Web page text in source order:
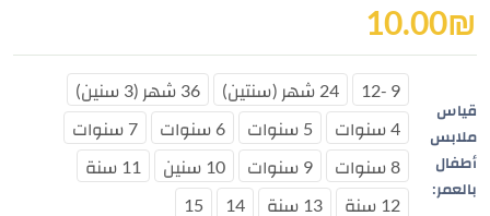
10.00₪
قياس
ملابس
أطفال
بالعمر:
9 -12 24 شهر (سنتين)
36 شهر (3 سنين)
4 سنوات
5 سنوات 6 سنوات
7 سنوات
8 سنوات
9 سنوات 10 سنين
11 سنة
12 سنة
13 سنة 14
15